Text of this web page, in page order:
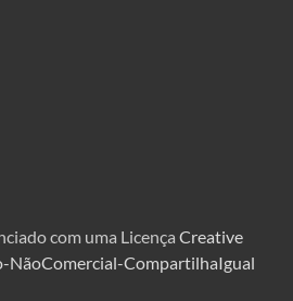
com uma Licença Creative
NãoComercial-CompartilhaIgual